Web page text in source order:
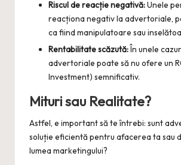
Riscul de reacție negativă:Unele
reacționa negativ la advertoriale,
ca fiind manipulatoare sau
Rentabilitate scăzută:În unele
advertoriale poate să nu ofere un
Investment) semnificativ.
Mituri sau Realitate?
Astfel, e important să te întrebi: sunt
soluție eficientă pentru afacerea ta sau
lumea marketingului?